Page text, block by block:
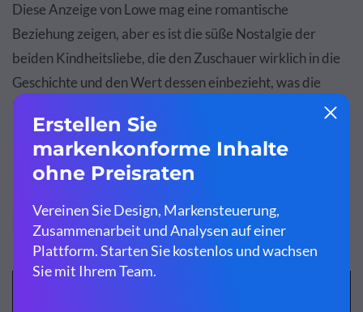
Diese Anzeige von Lowe mag eine romantische
Beziehung zeigen, aber es ist die süße Nostalgie der
beiden Kindheitsliebe, die den Zuschauer wirklich in die
Geschichte und den Wert dessen einbezieht, was die
Produkte von Lowe bieten: ein Haus bauen, nicht nur ein
Haus reparieren.
Befürwortung Appell